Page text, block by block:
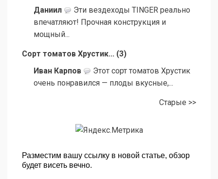
Даниил
Эти вездеходы TINGER реально
впечатляют! Прочная конструкция и
мощный...
Сорт томатов Хрустик... (3)
Иван Карпов
Этот сорт томатов Хрустик
очень понравился — плоды вкусные,...
Старые >>
Разместим вашу ссылку в новой статье, обзор
будет висеть вечно.